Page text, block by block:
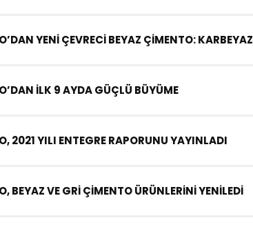
YENİ ÇEVRECİ BEYAZ ÇİMENTO: KARBEYAZ
İLK 9 AYDA GÜÇLÜ BÜYÜME
2021 YILI ENTEGRE RAPORUNU YAYINLADI
BEYAZ VE GRİ ÇİMENTO ÜRÜNLERİNİ YENİLEDİ